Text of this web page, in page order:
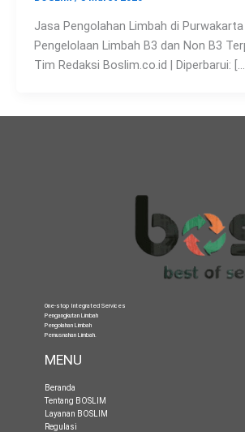
Jasa Pengolahan Limbah di
Pengelolaan Limbah B3 dan Non B3
Tim Redaksi Boslim.co.id | Diperbarui:
One-stop Integrated Services
Pengangkutan Limbah
Pengolahan Limbah
Pemusnahan Limbah.
MENU
Beranda
Tentang BOSLIM
Layanan BOSLIM
Regulasi